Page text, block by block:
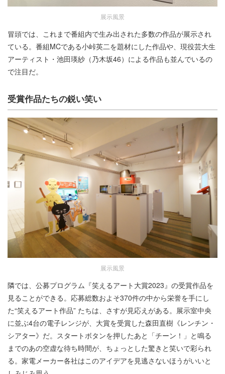
展示風景
冒頭では、これまで番組内で生み出された多数の作品が展示され
ている。番組MCである小峠英二を題材にした作品や、現役芸大生
アーティスト・池田瑛紗（乃木坂46）による作品も並んでいるの
で注目だ。
受賞作品たちの鋭い笑い
展示風景
隣では、公募プログラム『笑えるアート大賞2023』の受賞作品を
見ることができる。応募総数およそ370件の中から栄誉を手にし
た“笑えるアート作品” たちは、さすが見応えがある。展示室中央
に並ぶ4台の電子レンジが、大賞を受賞した森田直樹《レンチン・
シアター》だ。スタートボタンを押したあと「チーン！」と鳴る
までのあの空虚な待ち時間が、ちょっとした驚きと笑いで彩られ
る。家電メーカー各社はこのアイデアを見逃さないほうがいいと